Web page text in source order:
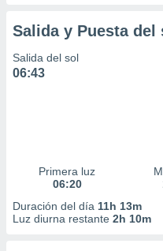
Salida y Puesta del
Salida del sol
06:43
Primera luz
06:20
Duración del día 11h 13m
Luz diurna restante 2h 10m